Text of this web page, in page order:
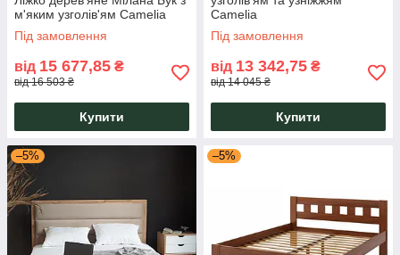
м'яким узголів'ям Camelia
Під замовлення
від 15 677,85 ₴
від 16 503 ₴
Купити
Camelia
Під замовлення
від 13 342,75 ₴
від 14 045 ₴
Купити
–5% –5%